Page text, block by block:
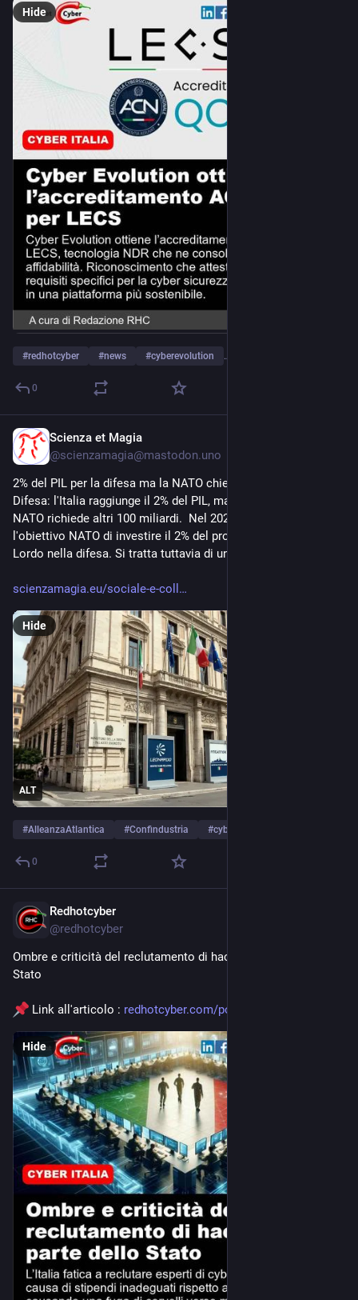
Hide
#redhotcyber #news #cyberevolution …and 8 more
0
Scienza et Magia
@scienzamagia@mastodon.uno
2% del PIL per la difesa ma la NATO chiede 100 miliardi.
Difesa: l'Italia raggiunge il 2% del PIL, ma il nuovo traguardo
NATO richiede altri 100 miliardi.  Nel 2025 l'Italia ha raggiunto
l'obiettivo NATO di investire il 2% del proprio Prodotto Interno
Lordo nella difesa. Si tratta tuttavia di un punto di partenza.
scienzamagia.eu/sociale-e-coll
ALT
Hide
#AlleanzaAtlantica #Confindustria #cybersicurezza
0
Redhotcyber
@redhotcyber
Ombre e criticità del reclutamento di hacker da parte dello
Stato
Link all'articolo : redhotcyber.com/post/ombre-e-c
Hide